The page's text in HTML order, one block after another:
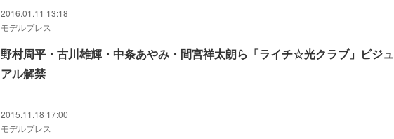
2016.01.11 13:18
モデルプレス
野村周平・古川雄輝・中条あやみ・間宮祥太朗ら「ライチ☆光クラブ」ビジュ
アル解禁
2015.11.18 17:00
モデルプレス